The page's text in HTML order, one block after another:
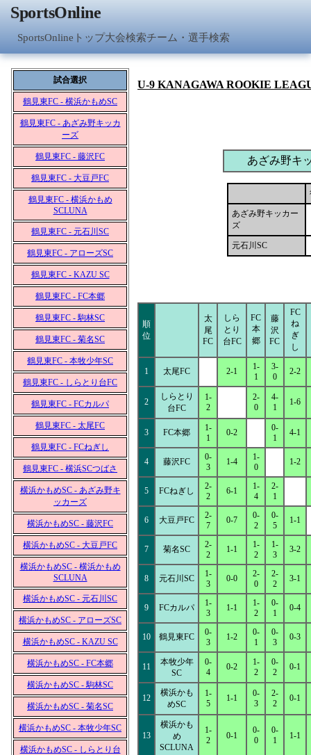
SportsOnline
SportsOnlineトップ大会検索チーム・選手検索
試合選択
鶴見東FC - 横浜かもめSC
鶴見東FC - あざみ野キッカ
ーズ
鶴見東FC - 藤沢FC
鶴見東FC - 大豆戸FC
鶴見東FC - 横浜かもめ
SCLUNA
鶴見東FC - 元石川SC
鶴見東FC - アローズSC
鶴見東FC - KAZU SC
鶴見東FC - FC本郷
鶴見東FC - 駒林SC
鶴見東FC - 菊名SC
鶴見東FC - 本牧少年SC
鶴見東FC - しらとり台FC
鶴見東FC - FCカルパ
鶴見東FC - 太尾FC
鶴見東FC - FCねぎし
鶴見東FC - 横浜SCつばさ
横浜かもめSC - あざみ野キ
ッカーズ
横浜かもめSC - 藤沢FC
横浜かもめSC - 大豆戸FC
横浜かもめSC - 横浜かもめ
SCLUNA
横浜かもめSC - 元石川SC
横浜かもめSC - アローズSC
横浜かもめSC - KAZU SC
横浜かもめSC - FC本郷
横浜かもめSC - 駒林SC
横浜かもめSC - 菊名SC
横浜かもめSC - 本牧少年SC
横浜かもめSC - しらとり台
U-9 KANAGAWA ROOKIE
あざみ野キ
あざみ野キッカー
ズ
元石川SC
順
位
太
尾
FC
しら
とり
台FC
FC
本
郷
藤
沢
FC
FC
ね
ぎ
し
1 太尾FC 2-1
1-
1
3-
0
2-2
2
しらとり
台FC
1-
2
2-
0
4-
1
1-6
3 FC本郷
1-
1
0-2
0-
1
4-1
4 藤沢FC
0-
3
1-4
1-
0
1-2
5 FCねぎし
2-
2
6-1
1-
4
2-
1
6 大豆戸FC
2-
7
0-7
0-
2
0-
5
1-1
7 菊名SC
2-
2
1-1
1-
2
1-
3
3-2
8 元石川SC
1-
3
0-0
2-
0
2-
2
3-1
9 FCカルパ
1-
3
1-1
1-
2
0-
1
0-4
10 鶴見東FC
0-
3
1-2
0-
1
0-
3
0-3
11
本牧少年
SC
0-
4
0-2
1-
2
0-
2
0-1
12
横浜かも
めSC
1-
5
1-1
0-
3
2-
2
0-1
13
横浜かも
め
SCLUNA
1-
2
0-1
0-
0
0-
1
1-1